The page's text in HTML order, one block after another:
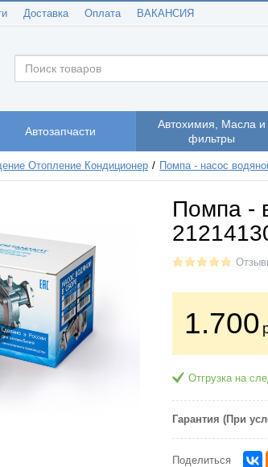
Доставка Оплата ВАКАНСИЯ
Автозапчасти
Автохимия, Масла и
фильтры
Отопление Кондиционер Помпа - насос
Помпа -
1.700
Отгрузка на
Гарантия (При
Поделиться